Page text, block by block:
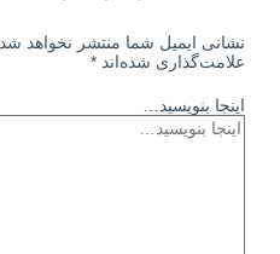
نشانی ایمیل شما منتشر نخواهد شد.
علامت‌گذاری شده‌اند*
اینجا بنویسید…